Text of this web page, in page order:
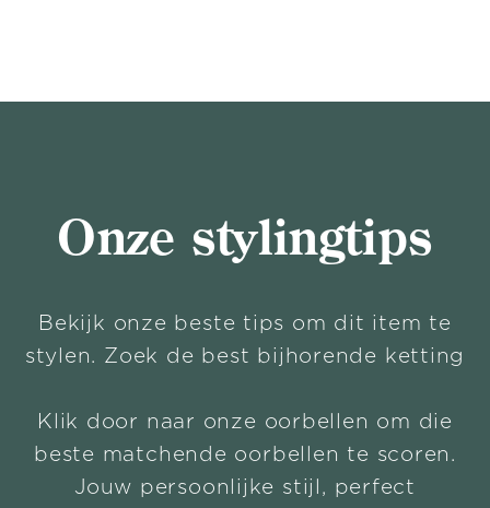
Onze stylingtips
Bekijk onze beste tips om dit item te
stylen. Zoek de best bijhorende ketting
Klik door naar onze oorbellen om die
beste matchende oorbellen te scoren.
Jouw persoonlijke stijl, perfect